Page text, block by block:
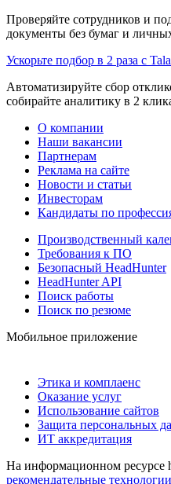
Проверяйте сотрудников и
документы без бумаг и
Ускорьте подбор в 2 раза с
Автоматизируйте сбор
собирайте аналитику в 2
О компании
Наши вакансии
Партнерам
Реклама на сайте
Новости и статьи
Инвесторам
Кандидаты по
Производственный
Требования к ПО
Безопасный HeadHunter
HeadHunter API
Поиск работы
Поиск по резюме
Мобильное приложение
Этика и комплаенс
Оказание услуг
Использование сайтов
Защита персональных
ИТ аккредитация
На информационном ресурсе
рекомендательные технологии